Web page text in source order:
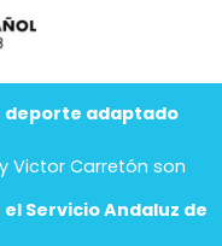
deporte adaptado
Victor Carretón son
Servicio Andaluz de